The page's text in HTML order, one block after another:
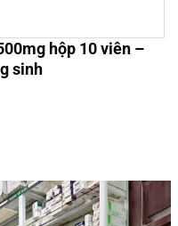
hộp 10 viên –
sinh